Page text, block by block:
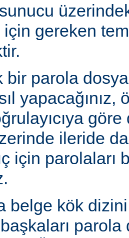
için gereken
parola
ileride
için parolaları
belge kök dizini
parola